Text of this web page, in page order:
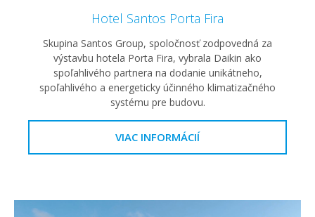
Hotel Santos Porta Fira
Skupina Santos Group, spoločnosť zodpovedná za
výstavbu hotela Porta Fira, vybrala Daikin ako
spoľahlivého partnera na dodanie unikátneho,
spoľahlivého a energeticky účinného klimatizačného
systému pre budovu.
VIAC INFORMÁCIÍ